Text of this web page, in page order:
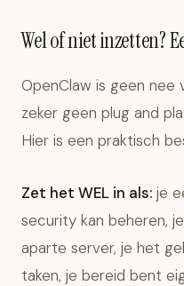
Wel of niet inzetten?
OpenClaw is geen nee
zeker geen plug and
Hier is een praktisch
Zet het WEL in als: je
security kan beheren,
aparte server, je het
taken, je bereid bent